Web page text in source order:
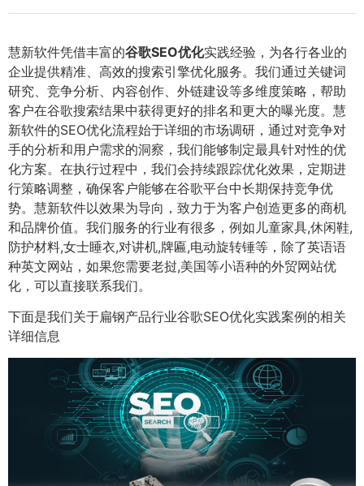
慧新软件凭借丰富的谷歌SEO优化实践经验，为各行各业的
企业提供精准、高效的搜索引擎优化服务。我们通过关键词
研究、竞争分析、内容创作、外链建设等多维度策略，帮助
客户在谷歌搜索结果中获得更好的排名和更大的曝光度。慧
新软件的SEO优化流程始于详细的市场调研，通过对竞争对
手的分析和用户需求的洞察，我们能够制定最具针对性的优
化方案。在执行过程中，我们会持续跟踪优化效果，定期进
行策略调整，确保客户能够在谷歌平台中长期保持竞争优
势。慧新软件以效果为导向，致力于为客户创造更多的商机
和品牌价值。我们服务的行业有很多，例如儿童家具,休闲鞋,
防护材料,女士睡衣,对讲机,牌匾,电动旋转锤等，除了英语语
种英文网站，如果您需要老挝,美国等小语种的外贸网站优
化，可以直接联系我们。
下面是我们关于扁钢产品行业谷歌SEO优化实践案例的相关
详细信息